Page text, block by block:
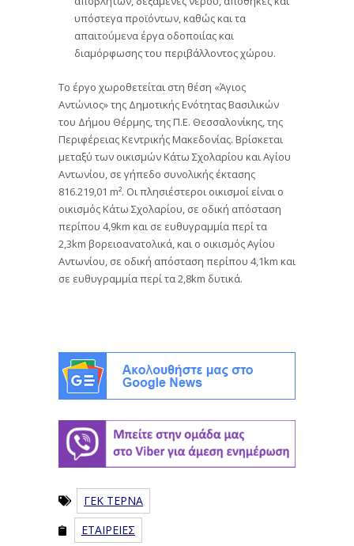
υπόστεγα προϊόντων, καθώς και τα
απαιτούμενα έργα οδοποιίας και
διαμόρφωσης του περιβάλλοντος χώρου.
Το έργο χωροθετείται στη θέση «Άγιος
Αντώνιος» της Δημοτικής Ενότητας Βασιλικών
του Δήμου Θέρμης, της Π.Ε. Θεσσαλονίκης, της
Περιφέρειας Κεντρικής Μακεδονίας. Βρίσκεται
μεταξύ των οικισμών Κάτω Σχολαρίου και Αγίου
Αντωνίου, σε γήπεδο συνολικής έκτασης
816.219,01 m². Οι πλησιέστεροι οικισμοί είναι ο
οικισμός Κάτω Σχολαρίου, σε οδική απόσταση
περίπου 4,9km και σε ευθυγραμμία περί τα
2,3km βορειοανατολικά, και ο οικισμός Αγίου
Αντωνίου, σε οδική απόσταση περίπου 4,1km και
σε ευθυγραμμία περί τα 2,8km δυτικά.
ΓΕΚ ΤΕΡΝΑ
ΕΤΑΙΡΕΙΕΣ